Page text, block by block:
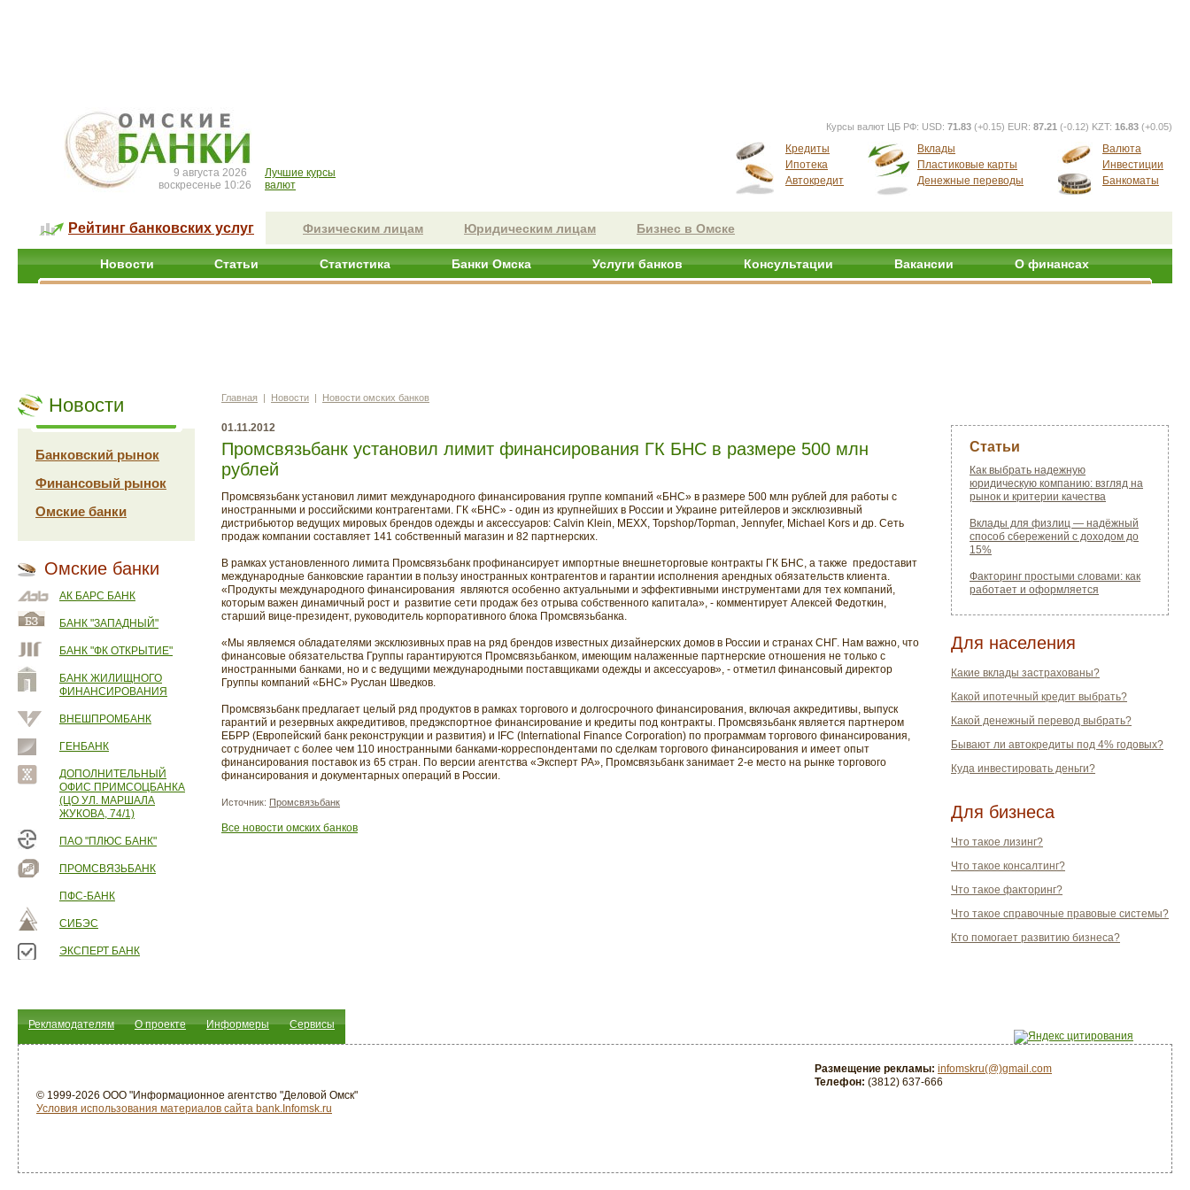
9 августа 2026
воскресенье 10:26
Лучшие курсы
валют
Курсы валют ЦБ РФ: USD: 71.83 (+0.15) EUR: 87.21 (-0.12) KZT: 16.83 (+0.05)
Кредиты
Ипотека
Автокредит
Вклады
Пластиковые карты
Денежные переводы
Валюта
Инвестиции
Банкоматы
Рейтинг банковских услуг Физическим лицам Юридическим лицам Бизнес в Омске
Новости Статьи Статистика Банки Омска Услуги банков Консультации Вакансии О финансах
Новости
Банковский рынок
Финансовый рынок
Омские банки
Омские банки
АК БАРС БАНК
БАНК "ЗАПАДНЫЙ"
БАНК "ФК ОТКРЫТИЕ"
БАНК ЖИЛИЩНОГО
ФИНАНСИРОВАНИЯ
ВНЕШПРОМБАНК
ГЕНБАНК
ДОПОЛНИТЕЛЬНЫЙ
ОФИС ПРИМСОЦБАНКА
(ЦО УЛ. МАРШАЛА
ЖУКОВА, 74/1)
ПАО "ПЛЮС БАНК"
ПРОМСВЯЗЬБАНК
ПФС-БАНК
СИБЭС
ЭКСПЕРТ БАНК
Главная | Новости | Новости омских банков
01.11.2012
Промсвязьбанк установил лимит финансирования ГК БНС в размере 500 млн
рублей
Промсвязьбанк установил лимит международного финансирования группе компаний «БНС» в размере 500 млн рублей для работы с
иностранными и российскими контрагентами. ГК «БНС» - один из крупнейших в России и Украине ритейлеров и эксклюзивный
дистрибьютор ведущих мировых брендов одежды и аксессуаров: Calvin Klein, MEXX, Topshop/Topman, Jennyfer, Michael Kors и др. Сеть
продаж компании составляет 141 собственный магазин и 82 партнерских.
В рамках установленного лимита Промсвязьбанк профинансирует импортные внешнеторговые контракты ГК БНС, а также предоставит
международные банковские гарантии в пользу иностранных контрагентов и гарантии исполнения арендных обязательств клиента.
«Продукты международного финансирования являются особенно актуальными и эффективными инструментами для тех компаний,
которым важен динамичный рост и развитие сети продаж без отрыва собственного капитала», - комментирует Алексей Федоткин,
старший вице-президент, руководитель корпоративного блока Промсвязьбанка.
«Мы являемся обладателями эксклюзивных прав на ряд брендов известных дизайнерских домов в России и странах СНГ. Нам важно, что
финансовые обязательства Группы гарантируются Промсвязьбанком, имеющим налаженные партнерские отношения не только с
иностранными банками, но и с ведущими международными поставщиками одежды и аксессуаров», - отметил финансовый директор
Группы компаний «БНС» Руслан Шведков.
Промсвязьбанк предлагает целый ряд продуктов в рамках торгового и долгосрочного финансирования, включая аккредитивы, выпуск
гарантий и резервных аккредитивов, предэкспортное финансирование и кредиты под контракты. Промсвязьбанк является партнером
ЕБРР (Европейский банк реконструкции и развития) и IFC (International Finance Corporation) по программам торгового финансирования,
сотрудничает с более чем 110 иностранными банками-корреспондентами по сделкам торгового финансирования и имеет опыт
финансирования поставок из 65 стран. По версии агентства «Эксперт РА», Промсвязьбанк занимает 2-е место на рынке торгового
финансирования и документарных операций в России.
Источник: Промсвязьбанк
Все новости омских банков
Статьи
Как выбрать надежную
юридическую компанию: взгляд на
рынок и критерии качества
Вклады для физлиц — надёжный
способ сбережений с доходом до
15%
Факторинг простыми словами: как
работает и оформляется
Для населения
Какие вклады застрахованы?
Какой ипотечный кредит выбрать?
Какой денежный перевод выбрать?
Бывают ли автокредиты под 4% годовых?
Куда инвестировать деньги?
Для бизнеса
Что такое лизинг?
Что такое консалтинг?
Что такое факторинг?
Что такое справочные правовые системы?
Кто помогает развитию бизнеса?
Рекламодателям О проекте Информеры Сервисы
© 1999-2026 ООО "Информационное агентство "Деловой Омск"
Условия использования материалов сайта bank.Infomsk.ru
Размещение рекламы: infomskru(@)gmail.com
Телефон: (3812) 637-666